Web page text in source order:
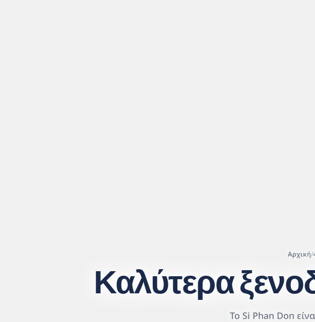
Αρχική/
Καλύτερα
Το Si Phan Don